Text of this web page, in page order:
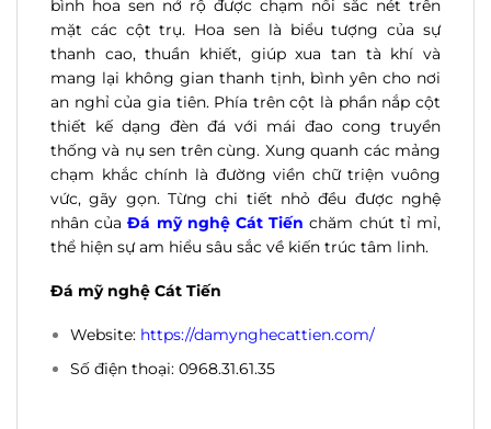
bình hoa sen nở rộ được chạm nổi sắc nét trên
mặt các cột trụ. Hoa sen là biểu tượng của sự
thanh cao, thuần khiết, giúp xua tan tà khí và
mang lại không gian thanh tịnh, bình yên cho nơi
an nghỉ của gia tiên. Phía trên cột là phần nắp cột
thiết kế dạng đèn đá với mái đao cong truyền
thống và nụ sen trên cùng. Xung quanh các mảng
chạm khắc chính là đường viền chữ triện vuông
vức, gãy gọn. Từng chi tiết nhỏ đều được nghệ
nhân củaĐá mỹ nghệ Cát Tiến chăm chút tỉ mỉ,
thể hiện sự am hiểu sâu sắc về kiến trúc tâm linh.
Đá mỹ nghệ Cát Tiến
Website: https://damynghecattien.com/
Số điện thoại: 0968.31.61.35